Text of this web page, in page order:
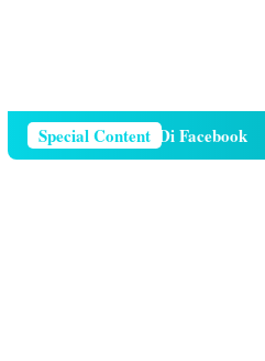
Special Content
Telepon Di Facebook